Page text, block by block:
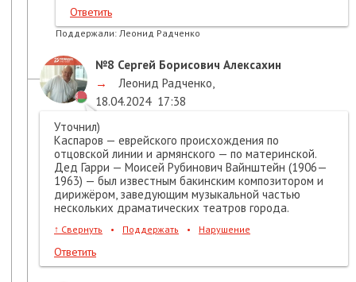
Ответить
Поддержали: Леонид Радченко
№8 Сергей Борисович Алексахин
→
Леонид Радченко,
18.04.2024 17:38
Уточнил)
Каспаров — еврейского происхождения по
отцовской линии и армянского — по материнской.
Дед Гарри — Моисей Рубинович Вайнштейн (1906—
1963) — был известным бакинским композитором и
дирижёром, заведующим музыкальной частью
нескольких драматических театров города.
↑ Свернуть • Поддержать • Нарушение
Ответить